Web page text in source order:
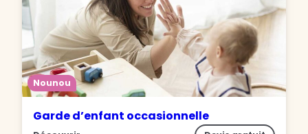
Nounou
Garde d’enfant occasionnelle